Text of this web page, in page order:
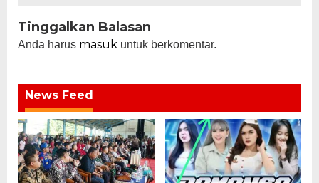
Tinggalkan Balasan
Anda harus masuk untuk berkomentar.
News Feed